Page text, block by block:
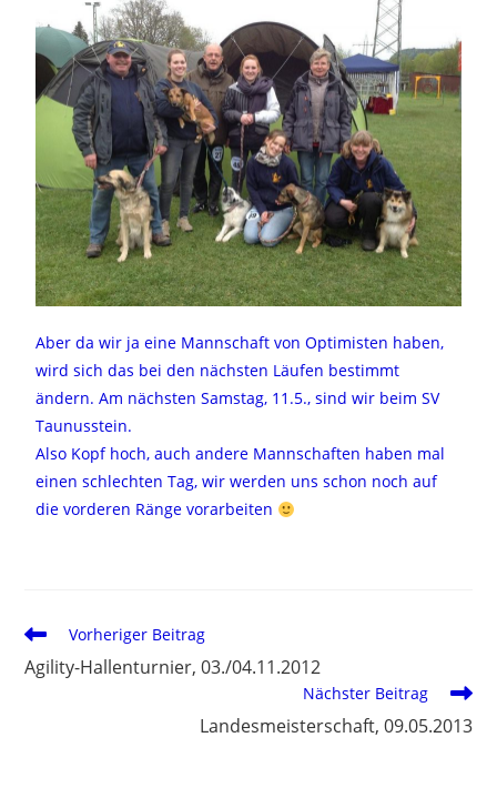
Aber da wir ja eine Mannschaft von Optimisten haben,
wird sich das bei den nächsten Läufen bestimmt
ändern. Am nächsten Samstag, 11.5., sind wir beim SV
Taunusstein.
Also Kopf hoch, auch andere Mannschaften haben mal
einen schlechten Tag, wir werden uns schon noch auf
die vorderen Ränge vorarbeiten
Vorheriger Beitrag
Agility-Hallenturnier, 03./04.11.2012
Nächster Beitrag
Landesmeisterschaft, 09.05.2013